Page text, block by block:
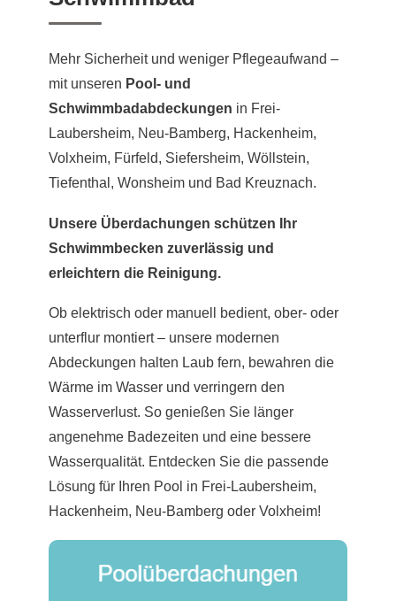
Mehr Sicherheit und weniger Pflegeaufwand –
mit unseren Pool- und
Schwimmbadabdeckungen in Frei-
Laubersheim, Neu-Bamberg, Hackenheim,
Volxheim, Fürfeld, Siefersheim, Wöllstein,
Tiefenthal, Wonsheim und Bad Kreuznach.
Unsere Überdachungen schützen Ihr
Schwimmbecken zuverlässig und
erleichtern die Reinigung.
Ob elektrisch oder manuell bedient, ober- oder
unterflur montiert – unsere modernen
Abdeckungen halten Laub fern, bewahren die
Wärme im Wasser und verringern den
Wasserverlust. So genießen Sie länger
angenehme Badezeiten und eine bessere
Wasserqualität. Entdecken Sie die passende
Lösung für Ihren Pool in Frei-Laubersheim,
Hackenheim, Neu-Bamberg oder Volxheim!